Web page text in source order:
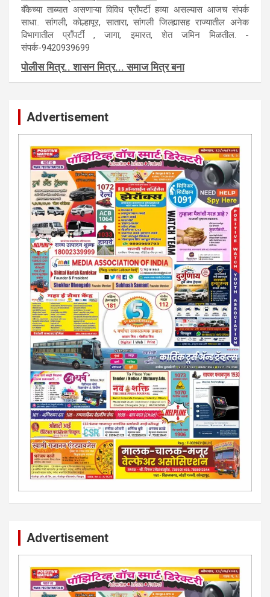
लिलावातील प्राँपर्टी हवीय... काँल करा.
बँकेच्या ताब्यात असणाऱ्या विविध प्राँपर्टी हव्या असल्यास आजच संपर्क
साधा.. सांगली, काेल्हापूर, सातारा, सांगली जिल्ह्यासह राज्यातील अनेक
विभागातील प्राँपर्टी , जागा, इमारत, शेत जमिन मिळतील. -
कायदेशीर सल्ला या मार्गदर्शन पाहिजे. संपर्क साधा-
परिस्थितीनुसार तुम्ही जर आर्थिक, शैक्षणिक, सामाजिक समस्या, गुन्हेगारी,
शारीरीक त्रास, फसवणूक सारख्या प्रकरणात अडकला असाल, काेर्टाची
पायरी चढला असाल तर चिंता नकाे.. आम्ही मदत करू. मार्गदर्शन करू,
कायदेशीर सल्ला देऊ. - आजच संपर्क साधा- भारत साेनुले-8888207374
या AD सतिश कुंभार -9860944728
मराठी.. इंग्रजी पेपरला जाहिरात द्यायची संपर्क साधा..
मराठी इंग्रजी दैनिकासाठी जिल्हा, राज्य आवृत्तीसाठी जाहिराती स्विकारल्या
जातील. नवशक्ती, फ्री प्रेस जर्नल साठी तुम्हीही तुमच्या नाेटीस द्या. बँक,
13/213/4 सेल्स , डिमांड नाेटीस इतरांच्यापेक्षा वाजवी दरात आम्ही आपली
जाहिरात पब्लिश करू. माेबा. 9420939699
Advertisement
Advertisement